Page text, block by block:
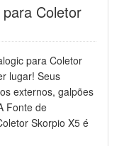
Coletor
para Coletor
lugar! Seus
externos, galpões
Fonte de
Skorpio X5 é